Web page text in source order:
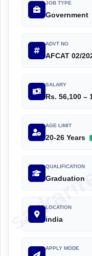
JOB TYPE
Government
ADVT NO
AFCAT 02/
SALARY
Rs. 56,100 –
AGE LIMIT
20-26 Years
QUALIFICATION
Graduation
LOCATION
india
APPLY MODE